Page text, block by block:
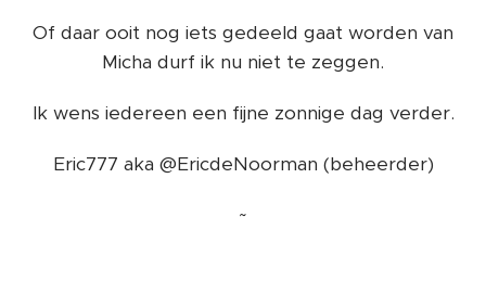
Of daar ooit nog iets gedeeld gaat worden van
Micha durf ik nu niet te zeggen.
Ik wens iedereen een fijne zonnige dag verder.
Eric777 aka @EricdeNoorman (beheerder)
~